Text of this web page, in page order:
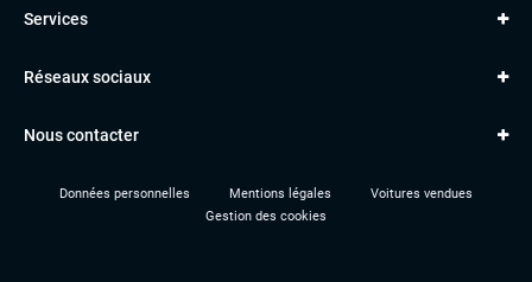
BMW
Classe A
A3
Services
Le garage TBV
Location TBV
Réseaux sociaux
Nous contacter
Données personnelles Mentions légales
Voitures vendues
Gestion des cookies